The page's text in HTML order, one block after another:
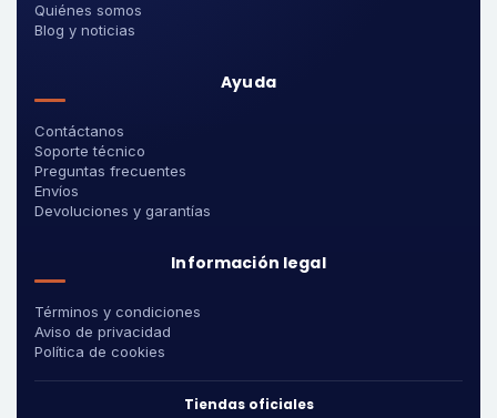
Quiénes somos
Blog y noticias
Ayuda
Contáctanos
Soporte técnico
Preguntas frecuentes
Envíos
Devoluciones y garantías
Información legal
Términos y condiciones
Aviso de privacidad
Política de cookies
Tiendas oficiales